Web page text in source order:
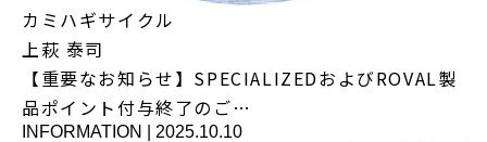
カミハギサイクル
上萩 泰司
【重要なお知らせ】SPECIALIZEDおよびROVAL製
品ポイント付与終了のご…
INFORMATION 2025.10.10